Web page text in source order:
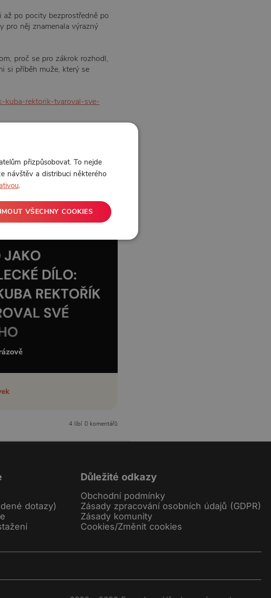
po pocity bezprostředně po
pro něj znamenala výrazný
proč se pro zákrok rozhodl,
si příběh muže, který se
kuba-rektorik-tvaroval-sve-
4 líbí 0 komentářů
dotazy)
Důležité odkazy
Obchodní podmínky
Zásady zpracování osobních údajů (GDPR)
Zásady komunity
Cookies/Změnit cookies
přizpůsobovat. To nejde
návštěv a distribuci některého
.
VŠECHNY COOKIES